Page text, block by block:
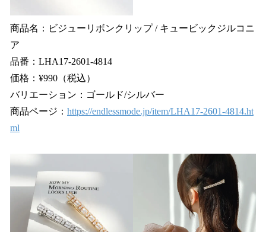
商品名：ビジューリボンクリップ / キュービックジルコニ
ア
品番：LHA17-2601-4814
価格：¥990（税込）
バリエーション：ゴールド/シルバー
商品ページ： https://endlessmode.jp/item/LHA17-2601-4814.ht
ml